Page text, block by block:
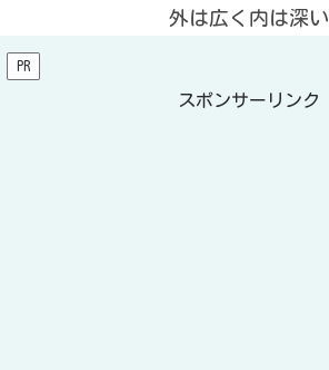
外は広く内は深い
PR
スポンサーリンク